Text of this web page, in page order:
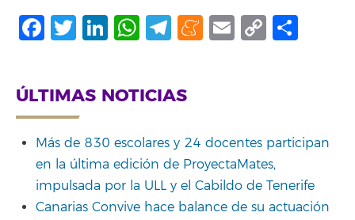
Facebook
Twitter
LinkedIn
WhatsApp
Telegram
Meneame
Email
Copy
ÚLTIMAS NOTICIAS
Más de 830 escolares y 24 docentes participan
en la última edición de ProyectaMates,
impulsada por la ULL y el Cabildo de Tenerife
Canarias Convive hace balance de su actuación